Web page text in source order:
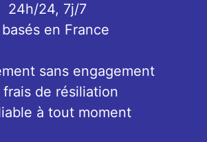
24h/24, 7j/7
en France
sans engagement
frais de résiliation
à tout moment